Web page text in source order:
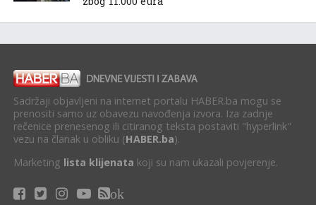
Sadržaji objavljeni na internet portalu HABER.ba mogu se
prenositi samo uz obavezu navođenja izvora. Iza zadnje
rečenice prenesenog ili citiranog teksta postaviti "hyperlink"
vezu na članak u obliku (HABER.ba).
Marketing lista klijenata koji su nam ukazali povjerenje.
ok